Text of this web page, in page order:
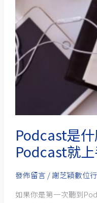
Podcast是
Podcast就上
發佈留言 /謝芝穎數位
如果你是第一次聽到
次
聽
Podcast
就
上